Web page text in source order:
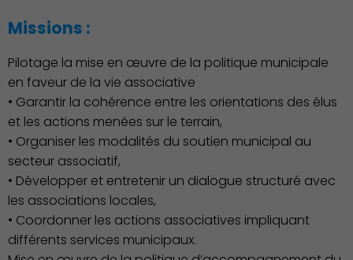
Missions :
Pilotage la mise en œuvre de la politique municipale
en faveur de la vie associative
• Garantir la cohérence entre les orientations des élus
et les actions menées sur le terrain,
• Organiser les modalités du soutien municipal au
secteur associatif,
• Développer et entretenir un dialogue structuré avec
les associations locales,
• Coordonner les actions associatives impliquant
différents services municipaux.